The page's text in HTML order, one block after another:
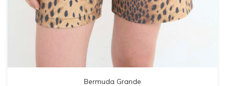
Bermuda Grande